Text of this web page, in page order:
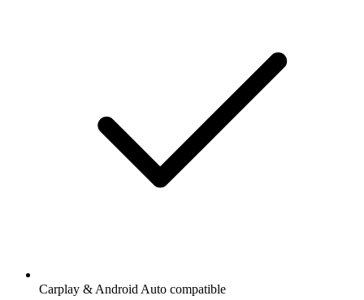
Carplay & Android Auto compatible